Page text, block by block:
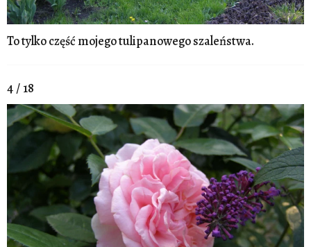
To tylko część mojego tulipanowego szaleństwa.
4 / 18